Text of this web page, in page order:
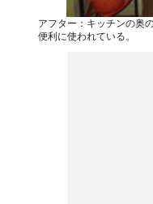
アフター：キッチンの奥
便利に使われている。